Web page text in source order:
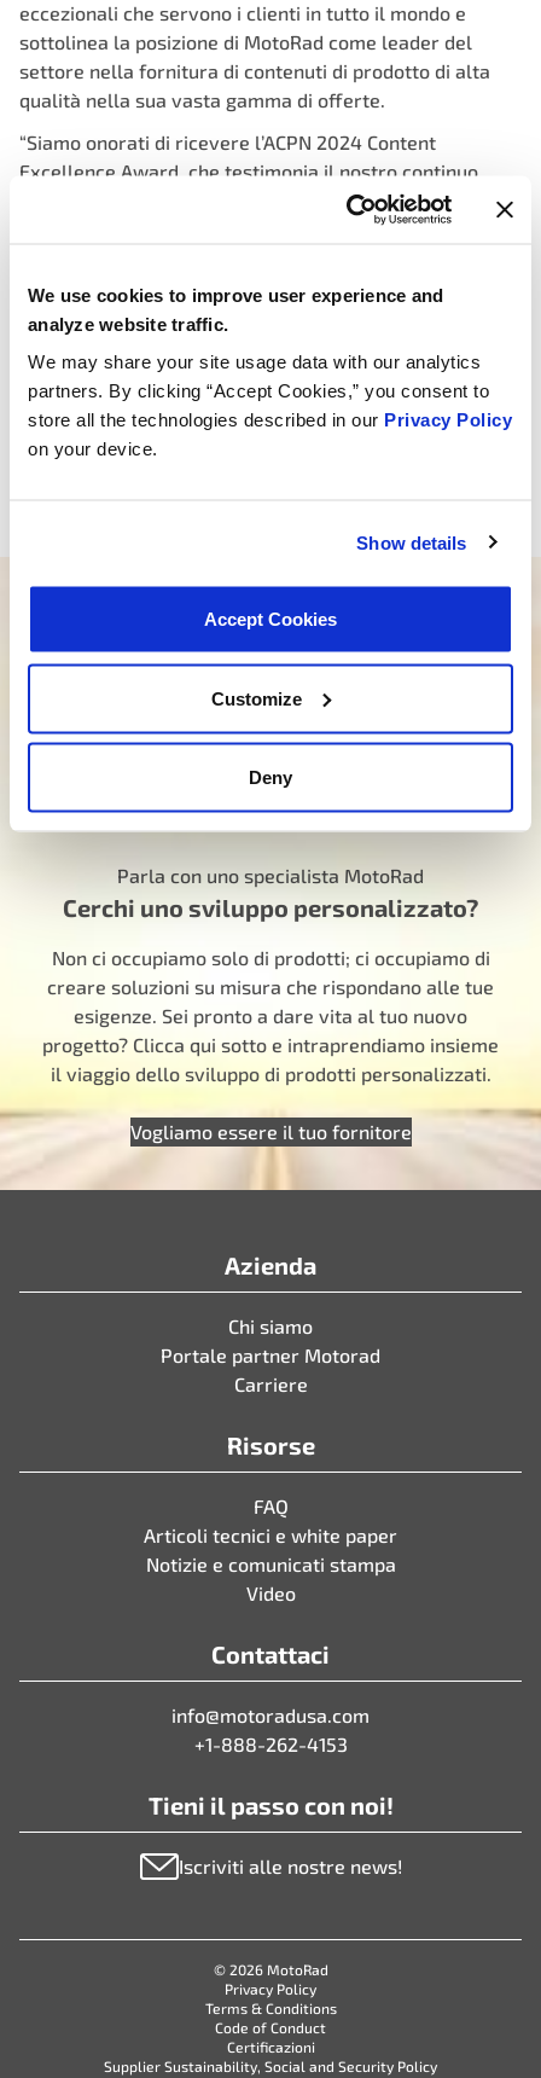
We use cookies to improve user experience and
analyze website traffic.
We may share your site usage data with our analytics
partners. By clicking “Accept Cookies,” you consent to
store all the technologies described in our Privacy Policy
on your device.
Show details
Accept Cookies
Customize
Deny
eccezionali che servono i clienti in tutto il mondo e
sottolinea la posizione di MotoRad come leader del
settore nella fornitura di contenuti di prodotto di alta
qualità nella sua vasta gamma di offerte.
“Siamo onorati di ricevere l’ACPN 2024 Content
Excellence Award, che testimonia il nostro continuo
impegno a fornire contenuti di prodotto superiori ai
nostri stimati clienti”, ha affermato Todd Machan, Sr.
rafforza la nostra dedizione all’eccellenza e al servizio
con i nostri partner commerciali.”
MotoRad rimane impegnata a guidare la copertura, il
servizio e l’innovazione, continuando a stabilire nuovi
standard nel settore automobilistico. La gamma
completa di prodotti dell’azienda e l’impegno per
Hai bisogno di aiuto per trovare il
prodotto giusto?
Il nostro team dedicato è qui per guidarti nella
giusta direzione. Clicca qui sotto e facci sapere
per le tue esigenze. Il tuo viaggio per vivere meglio
inizia qui.
Parla con uno specialista MotoRad
Cerchi uno sviluppo personalizzato?
Non ci occupiamo solo di prodotti; ci occupiamo di
creare soluzioni su misura che rispondano alle tue
esigenze. Sei pronto a dare vita al tuo nuovo
progetto? Clicca qui sotto e intraprendiamo insieme
il viaggio dello sviluppo di prodotti personalizzati.
Vogliamo essere il tuo fornitore
Azienda
Chi siamo
Portale partner Motorad
Carriere
Risorse
FAQ
Articoli tecnici e white paper
Notizie e comunicati stampa
Video
Contattaci
info@motoradusa.com
+1-888-262-4153
Tieni il passo con noi!
Iscriviti alle nostre news!
© 2026 MotoRad
Privacy Policy
Terms & Conditions
Code of Conduct
Certificazioni
Supplier Sustainability, Social and Security Policy